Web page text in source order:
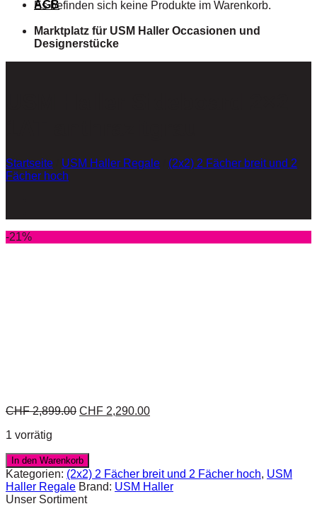
Es befinden sich keine Produkte im Warenkorb.
AGB
Marktplatz für USM Haller Occasionen und
Designerstücke
Startseite USM Haller Regale
(2x2) 2 Fächer breit und 2
Fächer hoch
-21%
CHF2,899.00 CHF 2,290.00
1 vorrätig
In den Warenkorb
Kategorien: (2x2) 2 Fächer breit und 2 Fächer hoch, USM
Haller Regale Brand: USM Haller
Unser Sortiment